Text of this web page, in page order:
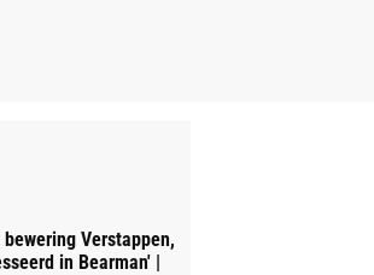
Verstappen,
in Bearman' |